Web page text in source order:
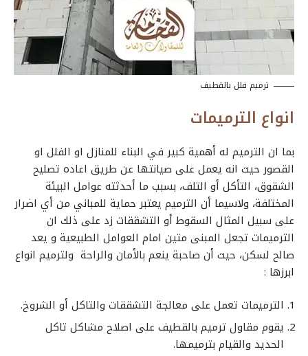
ترميم فلل بالقطيف
انواع الترميمات
بما ان الترميم له أهمية كبير في البناء للمنازل او الفلل او
القصور حيث انه يعمل على صيانتها عن طريق اعاده تصليح
الشقوق، التأكل أو التلف، بسبب ما أحدثته عوامل البيئة
المختلفة، ولاسيما أن الترميم يعتبر حماية للمباني من أي اضرار
على سبيل المثال السقوط أو التشققات زد على ذلك ان
الترميمات تجعل المبنى متين امام العوامل الطبيعية و يعد
صالح لسكن، حيث أن صاحبة ينعم بالأمان والراحة ولترميم انواع
ابرزها :
الترميمات تعمل على معالجة التشققات والتاكل أو الشروخ.
يقوم مقاول ترميم بالقطيف على اصلاح مشاكل تاكل
الحديد والقيام بترميمها.